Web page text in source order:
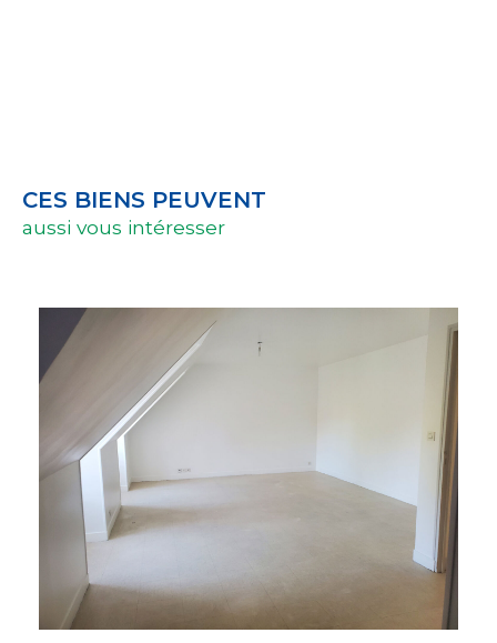
CES BIENS PEUVENT
aussi vous intéresser